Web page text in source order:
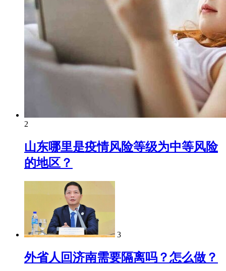
2
山东哪里是疫情风险等级为中等风险
的地区？
3
外省人回济南需要隔离吗？怎么做？